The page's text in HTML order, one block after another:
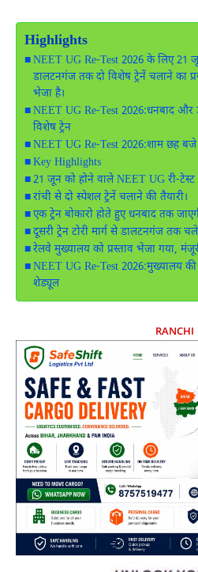
Highlights
NEET UG Re-Test 2026 के लिए 21
डालटनगंज तक दो विशेष ट्रेनें चलाने का
भेजा है।
NEET UG Re-Test 2026:धनबाद
विशेष ट्रेन
NEET UG Re-Test 2026:शाम छह
Key Highlights
21 जून को होने वाले NEET UG री-टेस्ट
रांची से दो स्पेशल ट्रेनें चलाने की तैयारी।
एक ट्रेन बोकारो होते हुए धनबाद तक
दूसरी ट्रेन टोरी मार्ग से डालटनगंज तक
रेलवे मुख्यालय को प्रस्ताव भेजा गया,
NEET UG Re-Test 2026:मुख्यालय की
शेड्यूल
RANCHI